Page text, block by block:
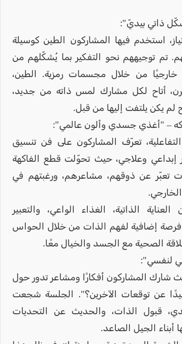
ذاتي بيديّ":
استخدم فيها المشاركون الطين كوسيلة
تم توجيههم نحو التفكير بما يُشكّلهم من
خارجيًا من خلال مجسمات رمزية. الطين،
أتاح لكل مشارك لمس ذاته من جديد،
لم يكن يلتفت إليها من قبل.
– "أغذي جسدي وألون عالمي":
تعرّف المشاركون على فن تنسيق
إبداعي وعلاجي، حيث تحوّلت قطع الفاكهة
تعبّر عن ذوقهم، مشاعرهم، ورغبتهم في
الذاتية، الغذاء الواعي، والتعبير
فرصة إضافية لفهم الذات من خلال الحواس
الصحية مع الجسد والخيال معًا.
لنفسي":
شارك المشاركون أفكارًا ومشاعر تدور حول
عن توقعات الآخرين؟". الجلسة شجعت
قبول الذات، والحديث عن التحديات
أبناء الجيل الصاعد.